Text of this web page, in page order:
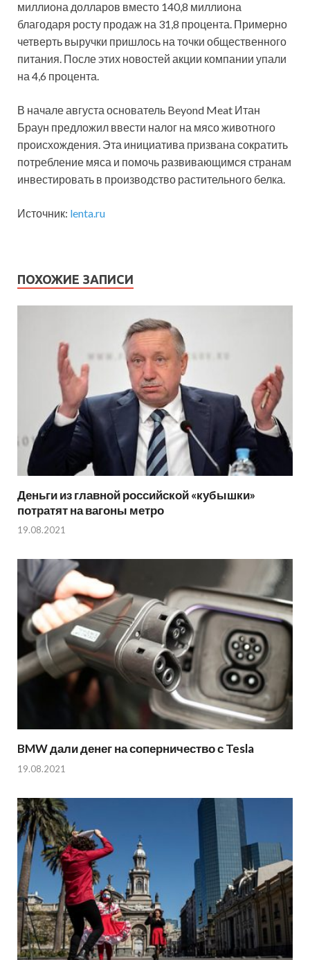
миллиона долларов вместо 140,8 миллиона
благодаря росту продаж на 31,8 процента. Примерно
четверть выручки пришлось на точки общественного
питания. После этих новостей акции компании упали
на 4,6 процента.
В начале августа основатель Beyond Meat Итан
Браун предложил ввести налог на мясо животного
происхождения. Эта инициатива призвана сократить
потребление мяса и помочь развивающимся странам
инвестировать в производство растительного белка.
Источник: lenta.ru
ПОХОЖИЕ ЗАПИСИ
Деньги из главной российской «кубышки»
потратят на вагоны метро
19.08.2021
BMW дали денег на соперничество с Tesla
19.08.2021